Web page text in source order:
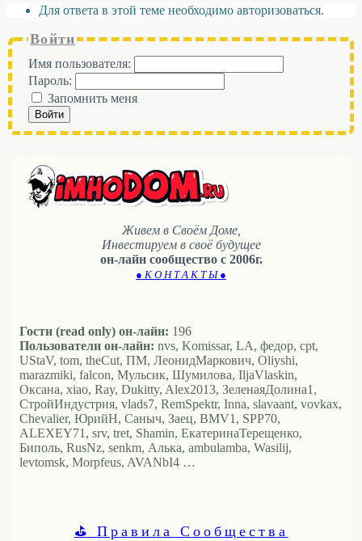
Для ответа в этой теме необходимо авторизоваться.
Войти
Имя пользователя:
Пароль:
Запомнить меня
Войти
Живем в Своём Доме,
Инвестируем в своё будущее
он-лайн сообщество с 2006г.
● К О Н Т А К Т Ы ●
Гости (read only) он-лайн: 196
Пользователи он-лайн: nvs, Komissar, LA, федор, cpt,
UStaV, tom, theCut, ПМ, ЛеонидМаркович, Oliyshi,
marazmiki, falcon, Мульсик, Шумилова, IljaVlaskin,
Оксана, xiao, Ray, Dukitty, Alex2013, ЗеленаяДолина1,
СтройИндустрия, vlads7, RemSpektr, Inna, slavaant, vovkax,
Chevalier, ЮрийН, Саныч, Заец, BMV1, SPP70,
ALEXEY71, srv, tret, Shamin, ЕкатеринаТерещенко,
Биполь, RusNz, senkm, Алька, ambulamba, Wasilij,
levtomsk, Morpfeus, AVANbI4 …
⛳ Правила Сообщества